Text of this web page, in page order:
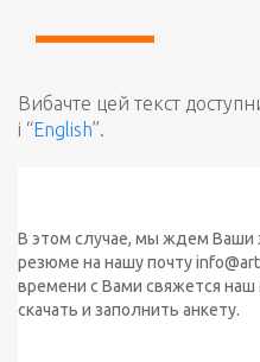
Вибачте цей текст
і “English”.
В этом случае, мы ждем Ваши
резюме на нашу почту
времени с Вами свяжется
скачать и заполнить анкету.